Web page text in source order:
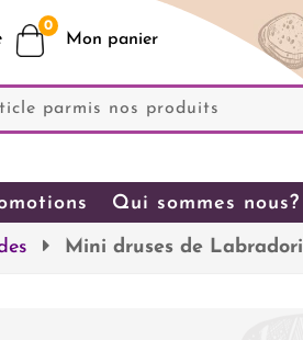
0
Qui sommes nous?
Mini druses de